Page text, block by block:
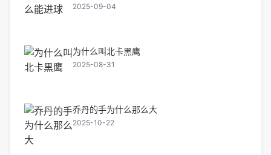
2025-09-04
为什么叫北卡黑鹰
2025-08-31
乔丹的手为什么那么大
2025-10-22